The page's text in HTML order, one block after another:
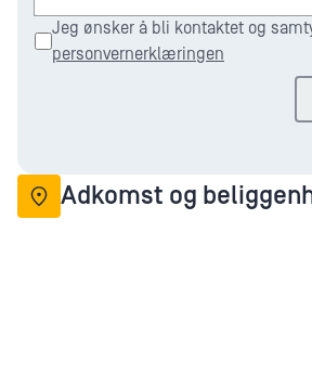
Jeg ønsker å bli kontaktet og
personvernerklæringen
Adkomst og